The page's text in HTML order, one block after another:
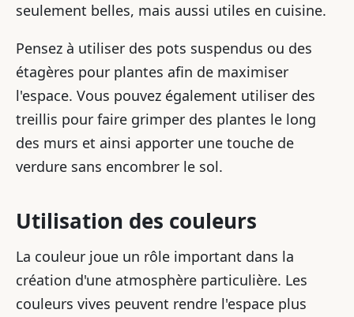
seulement belles, mais aussi utiles en cuisine.
Pensez à utiliser des pots suspendus ou des
étagères pour plantes afin de maximiser
l'espace. Vous pouvez également utiliser des
treillis pour faire grimper des plantes le long
des murs et ainsi apporter une touche de
verdure sans encombrer le sol.
Utilisation des couleurs
La couleur joue un rôle important dans la
création d'une atmosphère particulière. Les
couleurs vives peuvent rendre l'espace plus